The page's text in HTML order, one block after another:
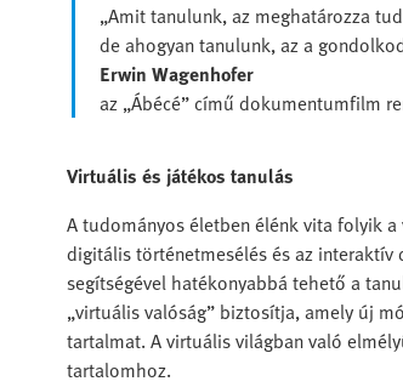
„Amit tanulunk, az meghatározza
de ahogyan tanulunk, az a
Erwin Wagenhofer
az „Ábécé” című dokumentumfilm
Virtuális és játékos tanulás
A tudományos életben élénk vita folyik
digitális történetmesélés és az
segítségével hatékonyabbá tehető a
„virtuális valóság” biztosítja, amely új
tartalmat. A virtuális világban való
tartalomhoz.